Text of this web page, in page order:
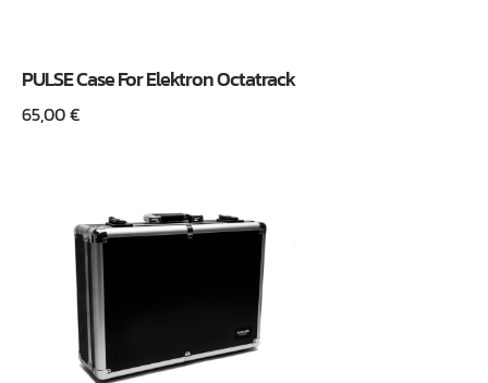
PULSE Case For Elektron Octatrack
65,00€